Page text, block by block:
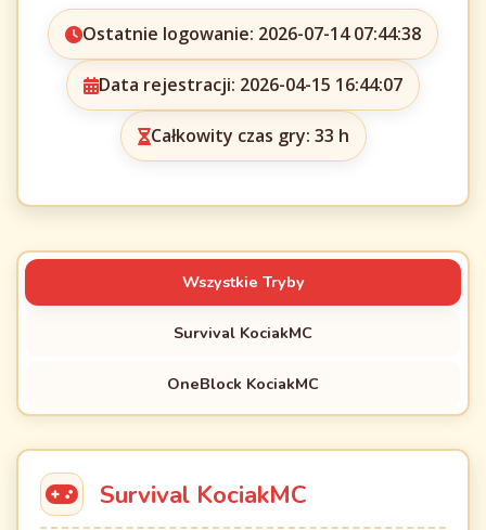
Ostatnie logowanie: 2026-07-14 07:44:38
Data rejestracji: 2026-04-15 16:44:07
Całkowity czas gry: 33 h
Wszystkie Tryby
Survival KociakMC
OneBlock KociakMC
Survival KociakMC